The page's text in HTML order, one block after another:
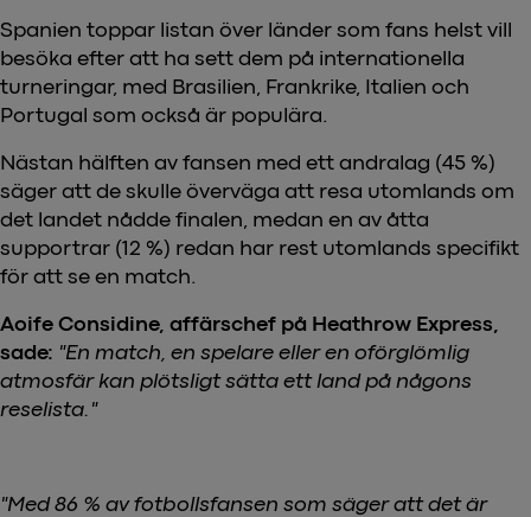
Spanien toppar listan över länder som fans helst vill
besöka efter att ha sett dem på internationella
turneringar, med Brasilien, Frankrike, Italien och
Portugal som också är populära.
Nästan hälften av fansen med ett andralag (45 %)
säger att de skulle överväga att resa utomlands om
det landet nådde finalen, medan en av åtta
supportrar (12 %) redan har rest utomlands specifikt
för att se en match.
Aoife Considine, affärschef på Heathrow Express,
sade: "En match, en spelare eller en oförglömlig
atmosfär kan plötsligt sätta ett land på någons
reselista."
"Med 86 % av fotbollsfansen som säger att det är